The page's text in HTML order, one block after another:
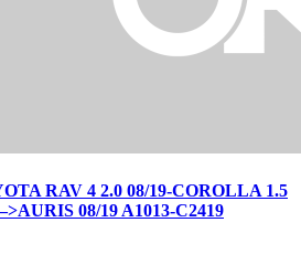
RAV 4 2.0 08/19-COROLLA 1.5
08/19 A1013-C2419